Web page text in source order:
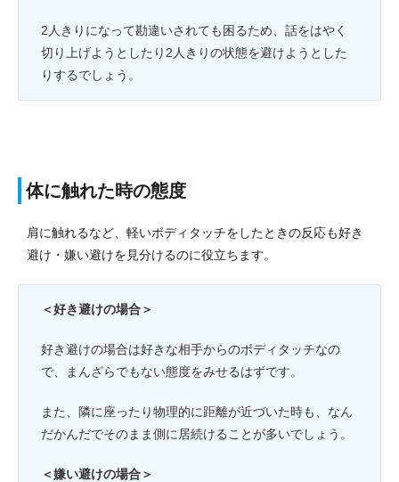
2人きりになって勘違いされても困るため、話をはやく
切り上げようとしたり2人きりの状態を避けようとした
りするでしょう。
体に触れた時の態度
肩に触れるなど、軽いボディタッチをしたときの反応も好き
避け・嫌い避けを見分けるのに役立ちます。
＜好き避けの場合＞
好き避けの場合は好きな相手からのボディタッチなの
で、まんざらでもない態度をみせるはずです。
また、隣に座ったり物理的に距離が近づいた時も、なん
だかんだでそのまま側に居続けることが多いでしょう。
＜嫌い避けの場合＞